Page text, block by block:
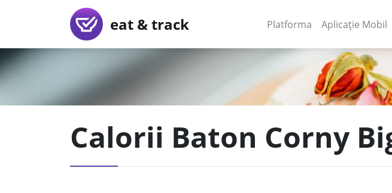
eat & track Platforma (current)
Aplicație Mobil
Calorii Baton Corny